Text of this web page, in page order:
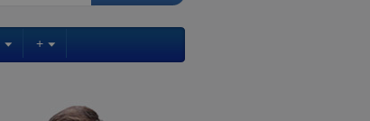
+